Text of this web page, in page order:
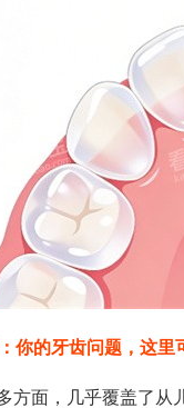
你的牙齿问题，这里
方面，几乎覆盖了从